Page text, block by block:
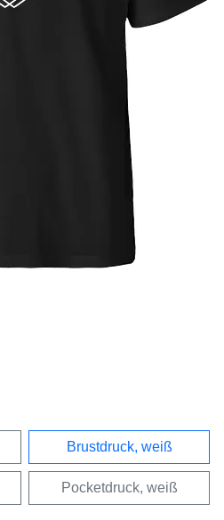
Brustdruck, weiß
Pocketdruck, weiß